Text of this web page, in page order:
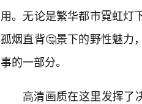
用。无论是繁华都市霓虹灯
孤烟直背🤔景下的野性魅力
事的一部分。
高清画质在这里发挥了